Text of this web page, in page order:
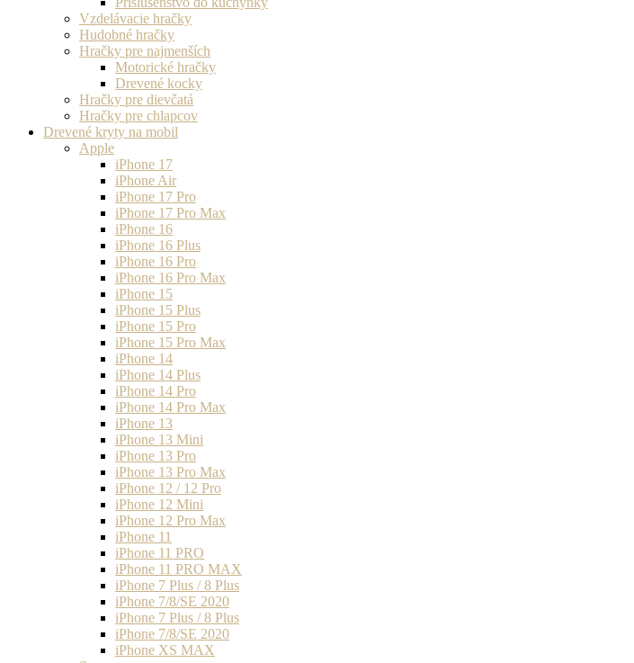
Vzdelávacie hračky
Hudobné hračky
Hračky pre najmenších
Motorické hračky
Drevené kocky
Hračky pre dievčatá
Hračky pre chlapcov
Drevené kryty na mobil
Apple
iPhone 17
iPhone Air
iPhone 17 Pro
iPhone 17 Pro Max
iPhone 16
iPhone 16 Plus
iPhone 16 Pro
iPhone 16 Pro Max
iPhone 15
iPhone 15 Plus
iPhone 15 Pro
iPhone 15 Pro Max
iPhone 14
iPhone 14 Plus
iPhone 14 Pro
iPhone 14 Pro Max
iPhone 13
iPhone 13 Mini
iPhone 13 Pro
iPhone 13 Pro Max
iPhone 12 / 12 Pro
iPhone 12 Mini
iPhone 12 Pro Max
iPhone 11
iPhone 11 PRO
iPhone 11 PRO MAX
iPhone 7 Plus / 8 Plus
iPhone 7/8/SE 2020
iPhone 7 Plus / 8 Plus
iPhone 7/8/SE 2020
iPhone XS MAX